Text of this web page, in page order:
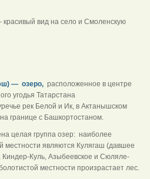
красивый вид на село и Смоленскую
— озеро, расположенное в центре
угодья Татарстана
рек Белой и Ик, в Актанышском
границе с Башкортостаном.
целая группа озер: наиболее
местности являются Кулягаш (давшее
Киндер-Куль, Азыбеевское и Сюляле-
местности произрастает лес.